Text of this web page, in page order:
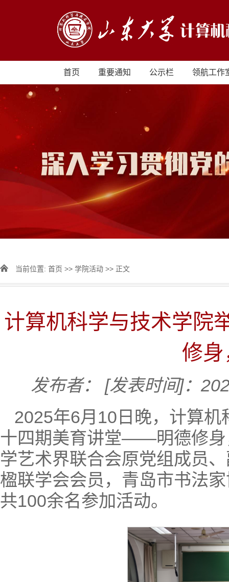
首页 重要通知 公示栏 领航工作
当前位置: 首页 >> 学院活动 >> 正文
计算机科学与技术学
修
发布者：
[发表时间]：
2025年6月10日晚，计算
十四期美育讲堂——明德修身
学艺术界联合会原党组成员
楹联学会会员，青岛市书法
共100余名参加活动。